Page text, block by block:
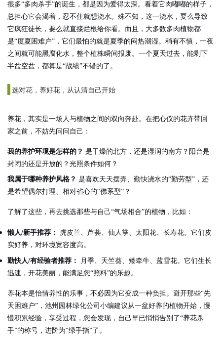
很多“多肉杀手”的诞生，都是因为爱得太深。看着它肉嘟嘟的样子，
总担心它会渴着，忍不住就想浇水。殊不知，这一浇水，要么导致
它疯狂徒长，要么就直接烂根给你看。而且，大多数多肉植物都
是“度夏困难户”，它们最怕的就是夏季的闷热潮湿。稍有不慎，一夜
之间就可能黑腐化水，整个植株瞬间报废。一个夏天过去，能剩下
半盆空盆，都算是“战绩”不错的了。
选对花，养好花，从认清自己开始
养花，其实是一场人与植物之间的双向奔赴。在把心仪的花卉带回
家之前，不妨先问问自己：
我的养护环境是怎样的？ 是干燥的北方，还是湿润的南方？阳台是
封闭的还是开放的？光照条件如何？
我属于哪种养护风格？ 是喜欢天天摆弄、勤快浇水的“勤劳型”，还
是希望偶尔打理、相对省心的“佛系型”？
了解了这些，再去挑选那些与自己“气场相合”的植物，比如：
懒人/新手推荐：
虎皮兰、芦荟、仙人掌、太阳花、长寿花。它们皮
实好养，对环境宽容度高。
勤快人/有经验者推荐：
月季、天竺葵、矮牵牛、蓝雪花。它们生长
迅速，开花美丽，能满足您“照料”的乐趣。
养花本是怡情养性的乐事，不必因为它变成一种负担。避开那些“先
天困难户”， 池州园林绿化公司小编建议从一盆好养的植物开始，慢
慢积累经验，享受过程，您会发现，自己早已悄悄告别了“养花杀
手”的称号，进阶为“绿手指”了。